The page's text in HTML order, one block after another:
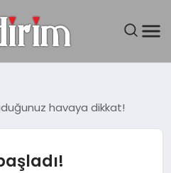
havaya dikkat!